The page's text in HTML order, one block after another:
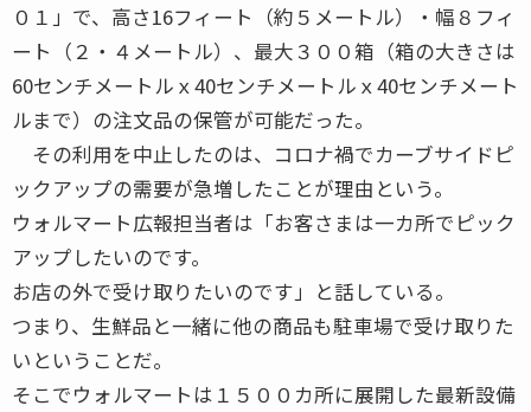
０１」で、高さ16フィート（約５メートル）・幅８フィ
ート（２・４メートル）、最大３００箱（箱の大きさは
60センチメートルｘ40センチメートルｘ40センチメート
ルまで）の注文品の保管が可能だった。
その利用を中止したのは、コロナ禍でカーブサイドピ
ックアップの需要が急増したことが理由という。
ウォルマート広報担当者は「お客さまは一カ所でピック
アップしたいのです。
お店の外で受け取りたいのです」と話している。
つまり、生鮮品と一緒に他の商品も駐車場で受け取りた
いということだ。
そこでウォルマートは１５００カ所に展開した最新設備